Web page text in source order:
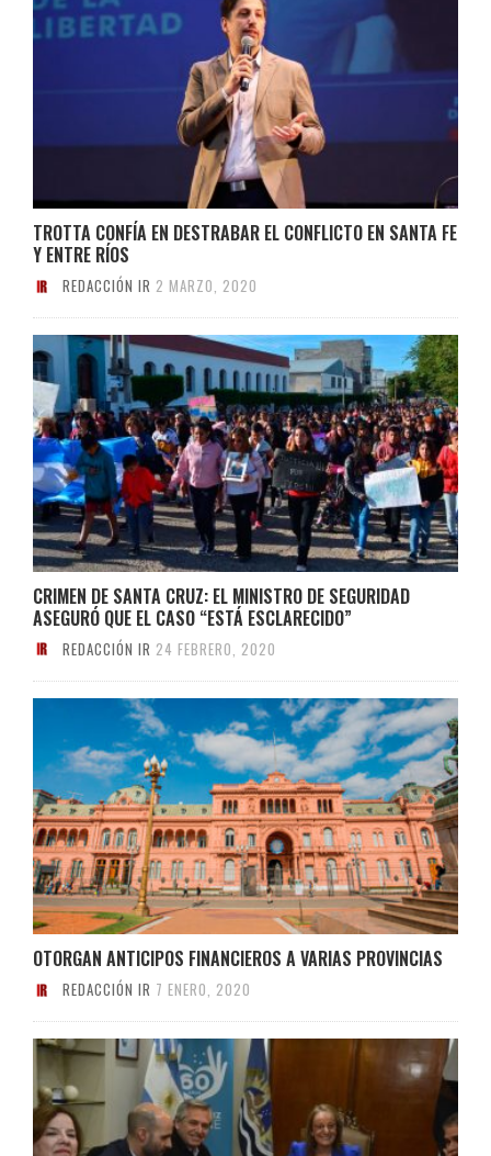
TROTTA CONFÍA EN DESTRABAR EL CONFLICTO EN SANTA FE
Y ENTRE RÍOS
REDACCIÓN IR 2 MARZO, 2020
CRIMEN DE SANTA CRUZ: EL MINISTRO DE SEGURIDAD
ASEGURÓ QUE EL CASO “ESTÁ ESCLARECIDO”
REDACCIÓN IR 24 FEBRERO, 2020
OTORGAN ANTICIPOS FINANCIEROS A VARIAS PROVINCIAS
REDACCIÓN IR 7 ENERO, 2020